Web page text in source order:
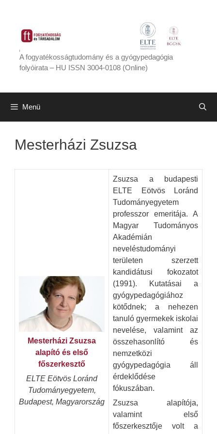
tartalomba
A fogyatékosságtudomány és a gyógypedagógia
folyóirata – HU ISSN 3004-0108 (Online)
Menü
Mesterházi Zsuzsa
Mesterházi Zsuzsa
alapító és első
főszerkesztő
ELTE Eötvös Loránd
Tudományegyetem,
Budapest, Magyarország
Zsuzsa a budapesti
ELTE Eötvös Loránd
Tudományegyetem
professzor emeritája. A
Magyar Tudományos
Akadémián
neveléstudományi
területen szerzett
kandidátusi fokozatot
(1991). Kutatásai a
gyógypedagógiához
kötődnek; a nehezen
tanuló gyermekek iskolai
nevelése, valamint az
összehasonlító és
nemzetközi
gyógypedagógia áll
érdeklődése
fókuszában.
Zsuzsa alapítója,
valamint első
főszerkesztője volt a